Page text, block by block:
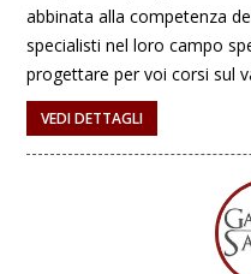
abbinata alla competenza
specialisti nel loro campo
progettare per voi corsi sul
VEDI DETTAGLI